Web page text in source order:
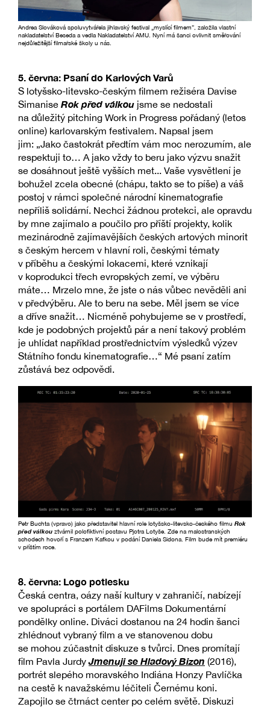
Andrea Slováková spoluvytvářela jihlavský festival „myslící filmem“, založila vlastní
nakladatelství Beseda a vedla Nakladatelství AMU. Nyní má šanci ovlivnit směřování
nejdůležitější filmařské školy u nás.
5. června: Psaní do Karlových Varů
S lotyšsko-litevsko-českým filmem režiséra Davise
Simanise Rok před válkou jsme se nedostali
na důležitý pitching Work in Progress pořádaný (letos
online) karlovarským festivalem. Napsal jsem
jim: „Jako častokrát předtím vám moc nerozumím, ale
respektuji to… A jako vždy to beru jako výzvu snažit
se dosáhnout ještě vyšších met... Vaše vysvětlení je
bohužel zcela obecné (chápu, takto se to píše) a váš
postoj v rámci společné národní kinematografie
nepříliš solidární. Nechci žádnou protekci, ale opravdu
by mne zajímalo a poučilo pro příští projekty, kolik
mezinárodně zajímavějších českých artových minorit
s českým hercem v hlavní roli, českými tématy
v příběhu a českými lokacemi, které vznikají
v koprodukci třech evropských zemí, ve výběru
máte… Mrzelo mne, že jste o nás vůbec nevěděli ani
v předvýběru. Ale to beru na sebe. Měl jsem se více
a dříve snažit… Nicméně pohybujeme se v prostředí,
kde je podobných projektů pár a není takový problém
je uhlídat například prostřednictvím výsledků výzev
Státního fondu kinematografie…“ Mé psaní zatím
zůstává bez odpovědi.
Petr Buchta (vpravo) jako představitel hlavní role lotyšsko-litevsko-českého filmu Rok
před válkou ztvárnil polofiktivní postavu Pjotra Lotyše. Zde na malostranských
schodech hovoří s Franzem Kafkou v podání Daniela Sidona. Film bude mít premiéru
v příštím roce.
8. června: Logo potlesku
Česká centra, oázy naší kultury v zahraničí, nabízejí
ve spolupráci s portálem DAFilms Dokumentární
pondělky online. Diváci dostanou na 24 hodin šanci
zhlédnout vybraný film a ve stanovenou dobu
se mohou zúčastnit diskuze s tvůrci. Dnes promítají
film Pavla JurdyJmenuji se Hladový Bizon (2016),
portrét slepého moravského Indiána Honzy Pavlíčka
na cestě k navažskému léčiteli Černému koni.
Zapojilo se čtrnáct center po celém světě. Diskuzi